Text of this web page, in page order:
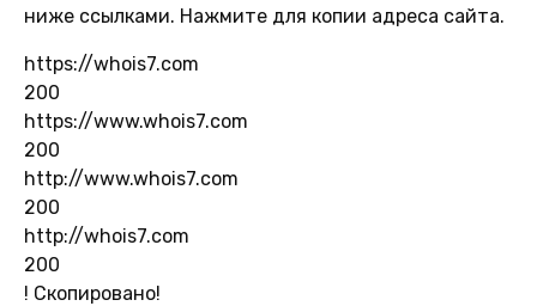
ниже ссылками. Нажмите для копии адреса сайта.
https://whois7.com
200
https://www.whois7.com
200
http://www.whois7.com
200
http://whois7.com
200
! Скопировано!